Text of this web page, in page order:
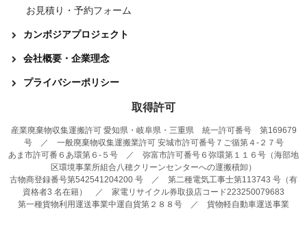
お見積り・予約フォーム
カンボジアプロジェクト
会社概要・企業理念
プライバシーポリシー
取得許可
産業廃棄物収集運搬許可 愛知県・岐阜県・三重県 統一許可番号 第169679
号 ／ 一般廃棄物収集運搬業許可 安城市許可番号７ご循第４-２７号
あま市許可番６あ環第６-５号 ／ 弥富市許可番号６弥環第１１６号（海部地
区環境事業所組合八穂クリーンセンターへの運搬積卸）
古物商登録番号第542541204200 号 ／ 第二種電気工事士第113743 号（有
資格者3 名在籍） ／ 家電リサイクル券取扱店コード223250079683
第一種貨物利用運送事業中運自貨第２８８号 ／ 貨物軽自動車運送事業